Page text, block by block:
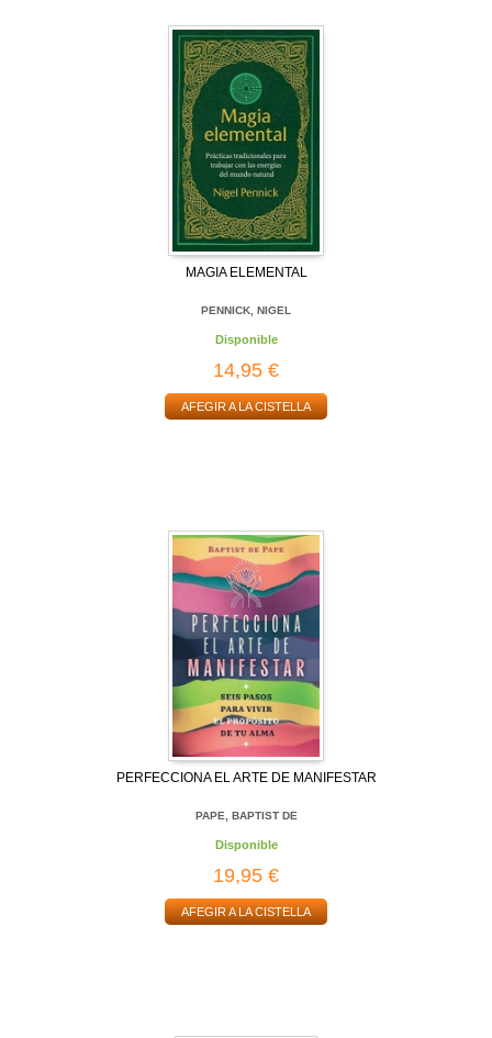
MAGIA ELEMENTAL
PENNICK, NIGEL
Disponible
14,95 €
AFEGIR A LA CISTELLA
PERFECCIONA EL ARTE DE MANIFESTAR
PAPE, BAPTIST DE
Disponible
19,95 €
AFEGIR A LA CISTELLA